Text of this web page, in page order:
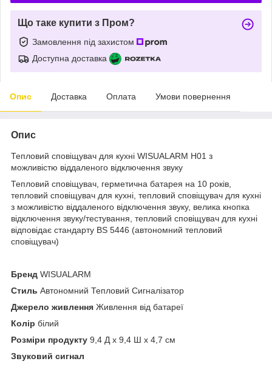
Що таке купити з Пром?
Замовлення під захистом
Доступна доставка
Опис Доставка Оплата Умови повернення
Опис
Тепловий сповіщувач для кухні WISUALARM H01 з
можливістю віддаленого відключення звуку
Тепловий сповіщувач, герметична батарея на 10 років,
тепловий сповіщувач для кухні, тепловий сповіщувач для кухні
з можливістю віддаленого відключення звуку, велика кнопка
відключення звуку/тестування, тепловий сповіщувач для кухні
відповідає стандарту BS 5446 (автономний тепловий
сповіщувач)
Бренд WISUALARM
Стиль Автономний Тепловий Сигналізатор
Джерело живлення Живлення від батареї
Колір білий
Розміри продукту 9,4 Д x 9,4 Ш x 4,7 см
Звуковий сигнал